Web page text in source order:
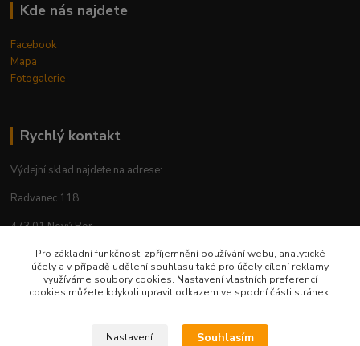
Kde nás najdete
Facebook
Mapa
Fotogalerie
Rychlý kontakt
Výdejní sklad najdete na adrese:
Radvanec 118
473 01 Nový Bor
tel: +420 605 283 713
Upravit sběr cookies.
Pro základní funkčnost, zpříjemnění používání webu, analytické
účely a v případě udělení souhlasu také pro účely cílení reklamy
využíváme soubory cookies. Nastavení vlastních preferencí
cookies můžete kdykoli upravit odkazem ve spodní části stránek.
Nastavení Souhlasím